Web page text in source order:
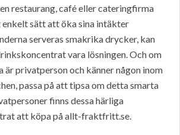
restaurang, café eller cateringfirma
sätt att öka sina intäkter
serveras smakrika drycker, kan
vara lösningen. Och om
är privatperson och känner någon inom
passa på att tipsa om detta smarta
finns dessa härliga
att köpa på allt-fraktfritt.se.